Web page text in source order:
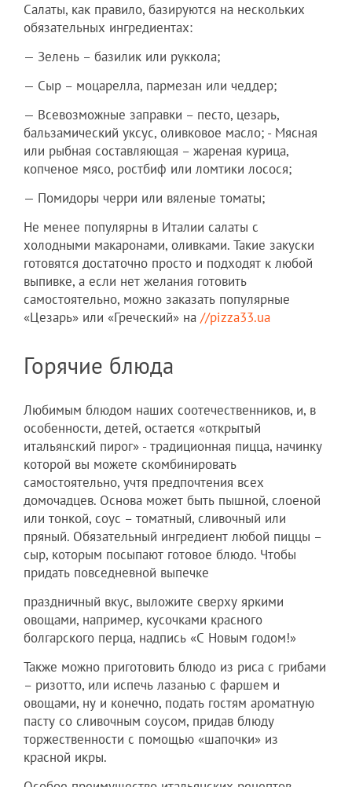
Салаты, как правило, базируются на нескольких
обязательных ингредиентах:
— Зелень – базилик или руккола;
— Сыр – моцарелла, пармезан или чеддер;
— Всевозможные заправки – песто, цезарь,
бальзамический уксус, оливковое масло; - Мясная
или рыбная составляющая – жареная курица,
копченое мясо, ростбиф или ломтики лосося;
— Помидоры черри или вяленые томаты;
Не менее популярны в Италии салаты с
холодными макаронами, оливками. Такие закуски
готовятся достаточно просто и подходят к любой
выпивке, а если нет желания готовить
самостоятельно, можно заказать популярные
«Цезарь» или «Греческий» на //pizza33.ua
Горячие блюда
Любимым блюдом наших соотечественников, и, в
особенности, детей, остается «открытый
итальянский пирог» - традиционная пицца, начинку
которой вы можете скомбинировать
самостоятельно, учтя предпочтения всех
домочадцев. Основа может быть пышной, слоеной
или тонкой, соус – томатный, сливочный или
пряный. Обязательный ингредиент любой пиццы –
сыр, которым посыпают готовое блюдо. Чтобы
придать повседневной выпечке
праздничный вкус, выложите сверху яркими
овощами, например, кусочками красного
болгарского перца, надпись «С Новым годом!»
Также можно приготовить блюдо из риса с грибами
– ризотто, или испечь лазанью с фаршем и
овощами, ну и конечно, подать гостям ароматную
пасту со сливочным соусом, придав блюду
торжественности с помощью «шапочки» из
красной икры.